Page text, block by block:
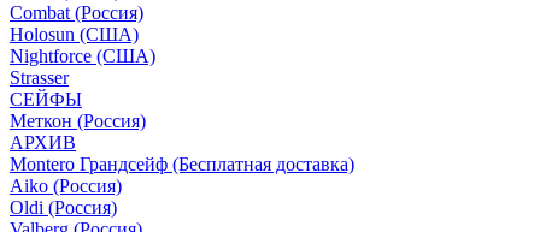
Combat (Россия)
Holosun (США)
Nightforce (США)
Strasser
СЕЙФЫ
Меткон (Россия)
АРХИВ
Montero Грандсейф (Бесплатная доставка)
Aiko (Россия)
Oldi (Россия)